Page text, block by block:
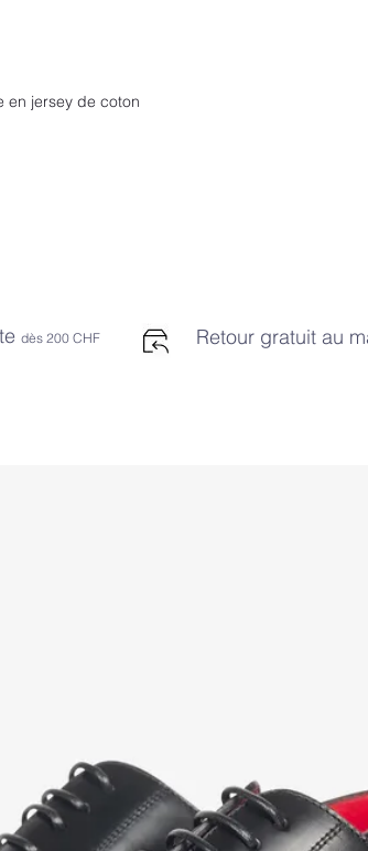
en jersey de coton
dès 200 CHF Retour gratuit au